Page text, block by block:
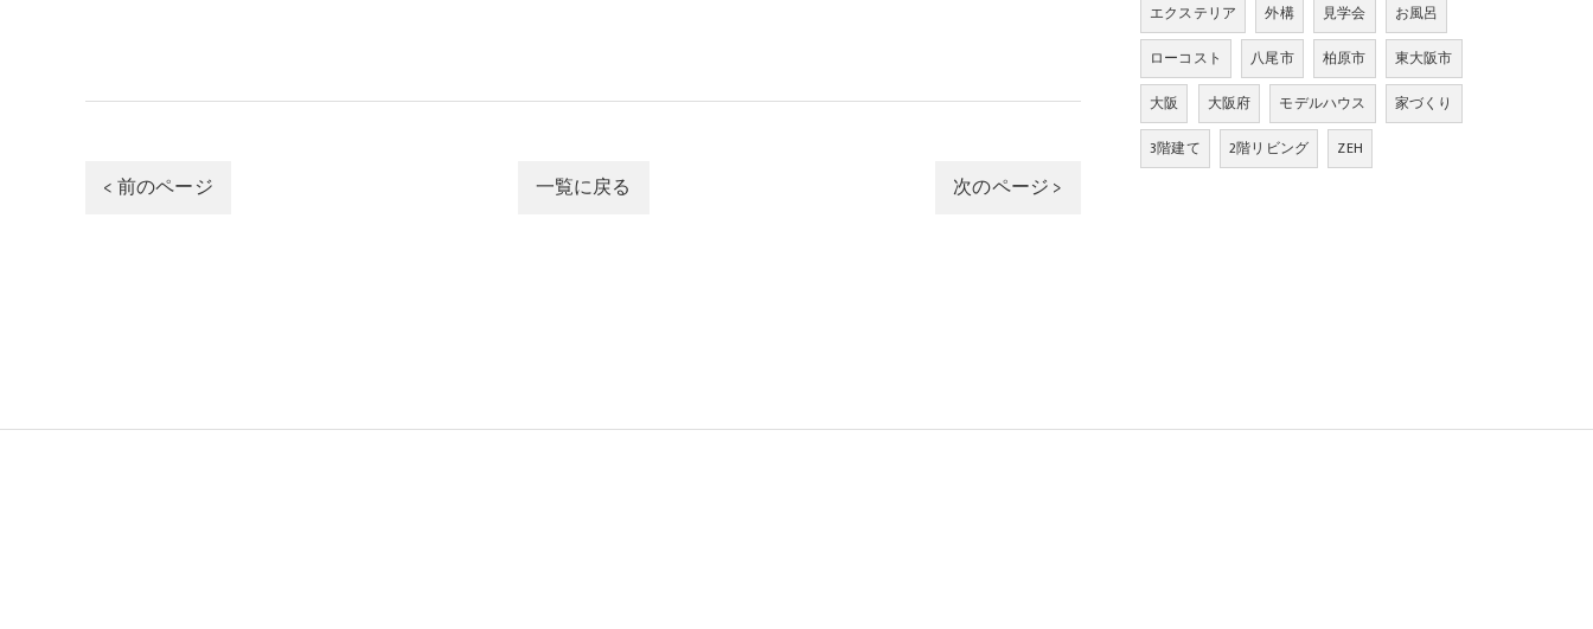
< 前のページ 一覧に戻る 次のページ >
エクステリア
外構 見学会
お風呂
ローコスト
八尾市 柏原市
東大阪市
大阪
大阪府 モデルハウス
家づくり
3階建て
2階リビング ZEH